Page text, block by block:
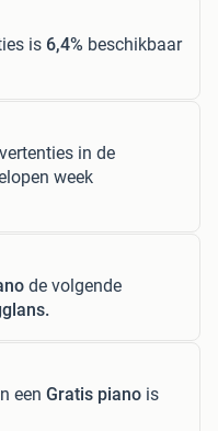
is 6,4% beschikbaar
in de
week
de volgende
een Gratis piano is